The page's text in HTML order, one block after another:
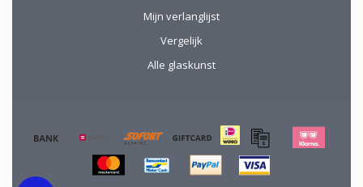
Mijn verlanglijst
Vergelijk
Alle glaskunst